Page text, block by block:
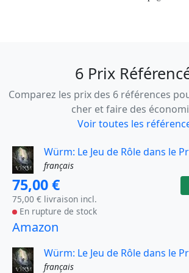
6 Prix
Comparez les prix des 6 références
cher et faire des
Voir toutes les
Würm: Le Jeu de Rôle dans le
français
75,00 €
75,00 € livraison incl.
En rupture de stock
Amazon
Würm: Le Jeu de Rôle dans le
français